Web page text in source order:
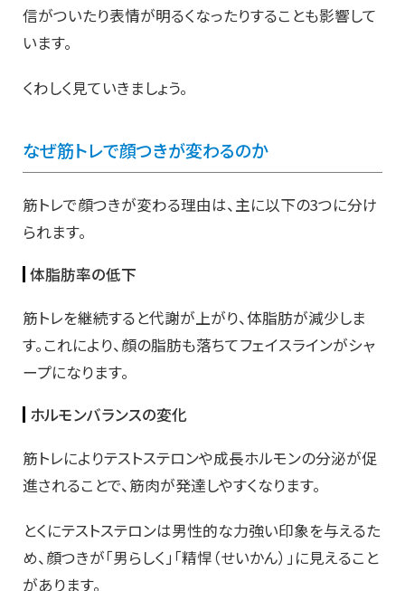
信がついたり表情が明るくなったりすることも影響して
います。
くわしく見ていきましょう。
なぜ筋トレで顔つきが変わるのか
筋トレで顔つきが変わる理由は、主に以下の3つに分け
られます。
体脂肪率の低下
筋トレを継続すると代謝が上がり、体脂肪が減少しま
す。これにより、顔の脂肪も落ちてフェイスラインがシャ
ープになります。
ホルモンバランスの変化
筋トレによりテストステロンや成長ホルモンの分泌が促
進されることで、筋肉が発達しやすくなります。
とくにテストステロンは男性的な力強い印象を与えるた
め、顔つきが「男らしく」「精悍（せいかん）」に見えること
があります。